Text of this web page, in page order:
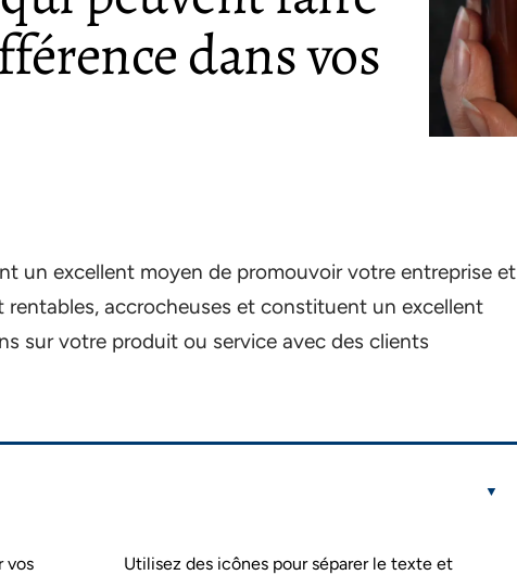
dans vos
un excellent moyen de promouvoir votre entreprise et
rentables, accrocheuses et constituent un excellent
sur votre produit ou service avec des clients
vos
Utilisez des icônes pour séparer le texte et